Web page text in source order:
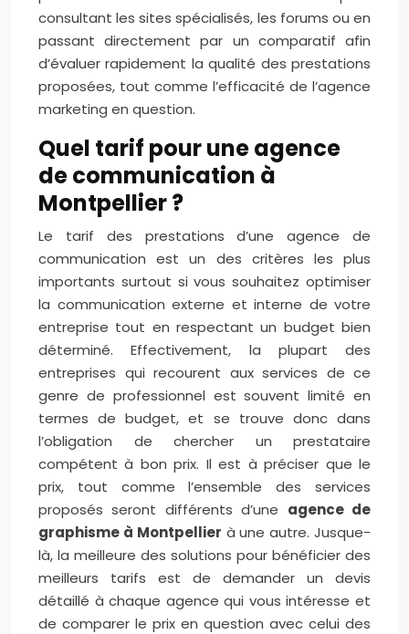
consultant les sites spécialisés, les forums ou en
passant directement par un comparatif afin
d’évaluer rapidement la qualité des prestations
proposées, tout comme l’efficacité de l’agence
marketing en question.
Quel tarif pour une agence
de communication à
Montpellier ?
Le tarif des prestations d’une agence de
communication est un des critères les plus
importants surtout si vous souhaitez optimiser
la communication externe et interne de votre
entreprise tout en respectant un budget bien
déterminé. Effectivement, la plupart des
entreprises qui recourent aux services de ce
genre de professionnel est souvent limité en
termes de budget, et se trouve donc dans
l’obligation de chercher un prestataire
compétent à bon prix. Il est à préciser que le
prix, tout comme l’ensemble des services
proposés seront différents d’une agence de
graphisme à Montpellier à une autre. Jusque-
là, la meilleure des solutions pour bénéficier des
meilleurs tarifs est de demander un devis
détaillé à chaque agence qui vous intéresse et
de comparer le prix en question avec celui des